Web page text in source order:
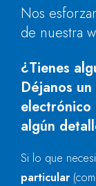
Nos
de nuestra
¿Tienes
Déjanos
electrónico
algún
Si lo que
particular